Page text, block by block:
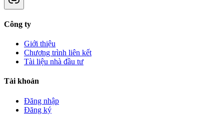
Công ty
Giới thiệu
Chương trình liên kết
Tài liệu nhà đầu tư
Tài khoản
Đăng nhập
Đăng ký